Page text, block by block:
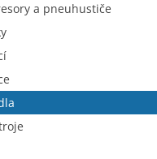
a pneuhustiče